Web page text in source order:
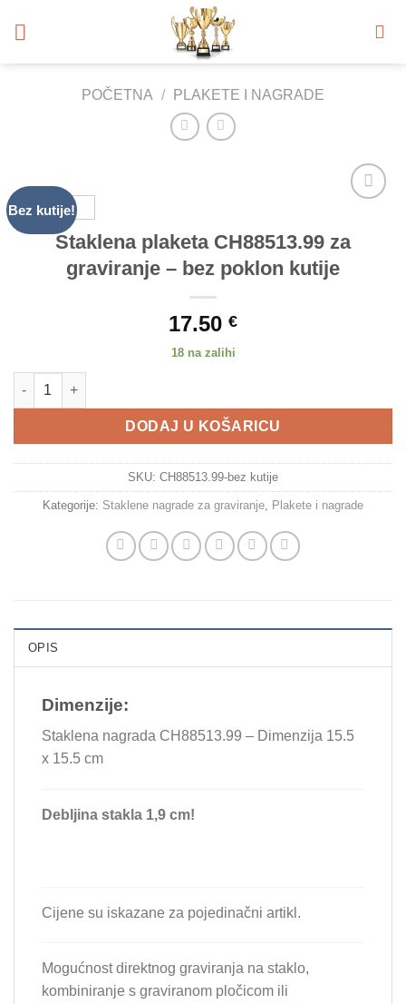
POČETNA / PLAKETE I NAGRADE
Bez kutije!
Staklena plaketa CH88513.99 za
graviranje – bez poklon kutije
17.50 €
18 na zalihi
Staklena plaketa CH88513.99 za graviranje - bez poklon kutije
DODAJ U KOŠARICU
SKU: CH88513.99-bez kutije
Kategorije: Staklene nagrade za graviranje Plakete i nagrade
OPIS
Dimenzije:
Staklena nagrada CH88513.99 – Dimenzija 15.5
x 15.5 cm
Debljina stakla 1,9 cm!
Cijene su iskazane za pojedinačni artikl.
Mogućnost direktnog graviranja na staklo,
kombiniranje s graviranom pločicom ili